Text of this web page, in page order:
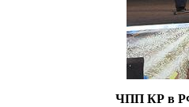
ЧПП КР в РФ